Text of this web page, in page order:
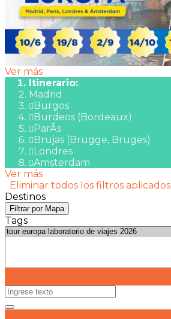
✈️🌍 EL PROGRAMA
bodega incluido ✔️ 🚐 Traslados
Ver más
Itinerario:
Madrid
Burgos
Burdeos (Bordeaux)
ParÃ­s
Brujas (Brugge, Bruges)
Londres
Amsterdam
Ver más
Eliminar todos los filtros aplicados
Destinos
Filtrar por Mapa
Tags